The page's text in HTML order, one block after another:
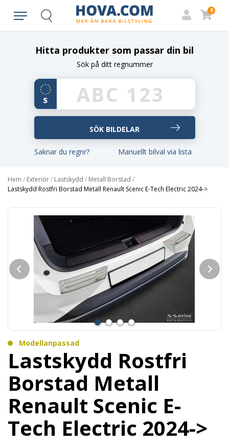
Search
0
Hitta produkter som passar din bil
Sök på ditt regnummer
Saknar du regnr? Manuellt bilval via lista
Hem / Exteriör/ Lastskydd / Metall Borstad /
Lastskydd Rostfri Borstad Metall Renault Scenic E-Tech Electric 2024->
Modellanpassad
Lastskydd Rostfri
Borstad Metall
Renault Scenic E-
Tech Electric 2024->